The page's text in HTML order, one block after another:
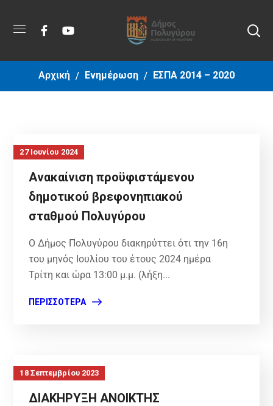
Αρχική Ενημέρωση ΕΣΠΑ 2014 – 2020
27 Ιουνίου 2024
Ανακαίνιση προϋφιστάμενου
δημοτικού βρεφονηπιακού
σταθμού Πολυγύρου
Ο Δήμος Πολυγύρου διακηρύττει ότι την 16η
του μηνός Ιουλίου του έτους 2024 ημέρα
Τρίτη και ώρα 13:00 μ.μ. (λήξη...
ΠΕΡΙΣΣΌΤΕΡΑ
18 Σεπτεμβρίου 2023
ΔΙΑΚΗΡΥΞΗ ΑΝΟΙΚΤΗΣ